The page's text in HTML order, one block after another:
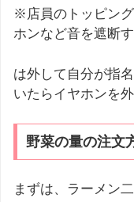
※店員のトッピン
ホンなど音を遮断
は外して自分が指
いたらイヤホンを
野菜の量の注文
まずは、ラーメン